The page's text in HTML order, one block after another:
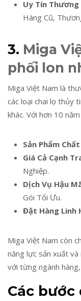
Uy Tín Thương
Hàng Cũ,
3. Miga
phối lon
Miga Việt Nam là
các loại chai lọ thủy
khác. Với hơn 10
Sản Phẩm
Giá Cả Cạnh
Nghiệp.
Dịch Vụ Hậu
Gói Tối Ưu.
Đặt Hàng Linh
Miga Việt Nam còn
năng lực sản xuất
với từng ngành
Các